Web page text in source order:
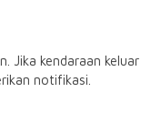
Jika kendaraan keluar
notifikasi.